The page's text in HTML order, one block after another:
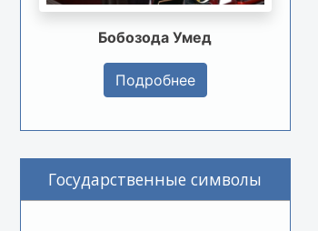
Бобозода Умед
Подробнее
Государственные символы